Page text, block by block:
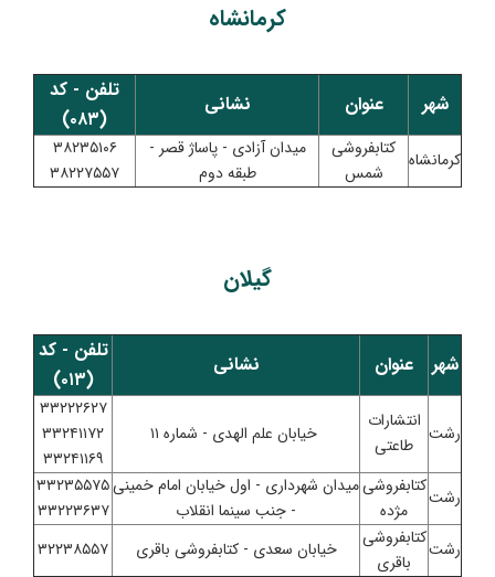
کرمانشاه
شهر عنوان نشانی
تلفن - کد
(۰۸۳)
کرمانشاه کتابفروشی
شمس
میدان آزادی - پاساژ قصر -
طبقه دوم
۳۸۲۳۵۱۰۶
۳۸۲۲۷۵۵۷
گیلان
شهر عنوان نشانی
تلفن - کد
(۰۱۳)
رشت
انتشارات
طاعتی
خیابان علم الهدی - شماره ۱۱
۳۳۲۲۲۶۲۷
۳۳۲۴۱۱۷۲
۳۳۲۴۱۱۶۹
رشتکتابفروشی
مژده
میدان شهرداری - اول خیابان امام خمینی
- جنب سینما انقلاب
۳۳۲۳۵۵۷۵
۳۳۲۲۳۶۳۷
رشتکتابفروشی
باقری
خیابان سعدی - کتابفروشی باقری ۳۲۲۳۸۵۵۷